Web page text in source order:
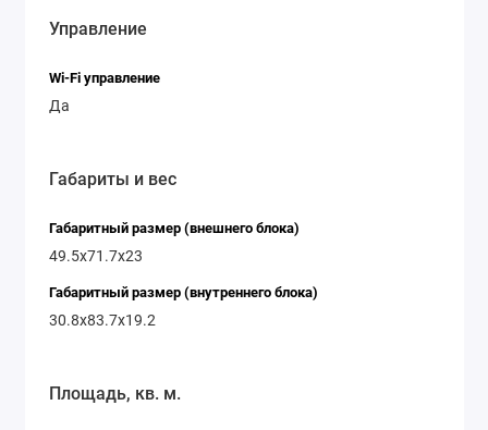
Управление
Wi-Fi управление
Да
Габариты и вес
Габаритный размер (внешнего блока)
49.5x71.7x23
Габаритный размер (внутреннего блока)
30.8x83.7x19.2
Площадь, кв. м.